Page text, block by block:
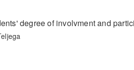
degree of involvment and